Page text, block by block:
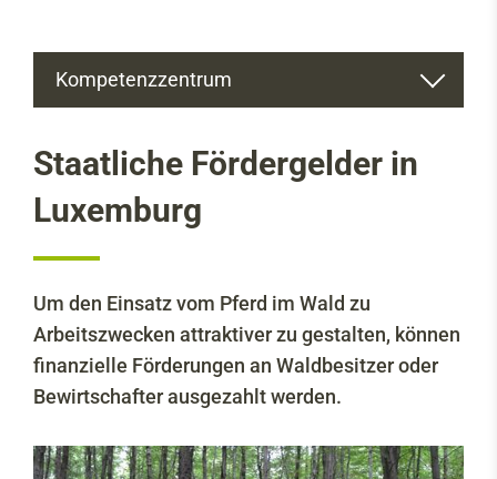
Kompetenzzentrum
Hauptziele des Projekts
Robbesscheier
Ausbildung
Infos & Dokumentation
Staatliche Fördergelder in Luxemburg
Staatliche Fördergelder in
Luxemburg
Um den Einsatz vom Pferd im Wald zu
Arbeitszwecken attraktiver zu gestalten, können
finanzielle Förderungen an Waldbesitzer oder
Bewirtschafter ausgezahlt werden.